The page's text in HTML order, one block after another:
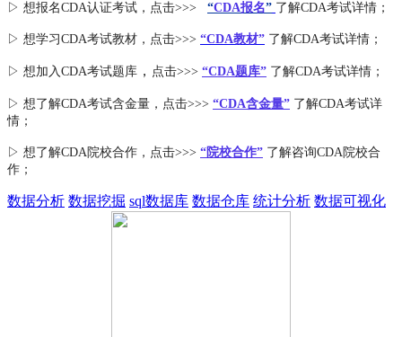
▷ 想报名CDA认证考试，点击>>> “CDA报名” 了解CDA考试详情；
▷ 想学习CDA考试教材，点击>>> “CDA教材” 了解CDA考试详情；
▷ 想加入CDA考试题库 ， 点击>>> “CDA题库” 了解CDA考试详情；
▷ 想了解CDA考试含金量 ，点击>>> “CDA含金量” 了解CDA考试详
情；
▷ 想了解CDA院校合作 ，点击>>> “院校合作” 了解咨询CDA院校合
作；
数据分析 数据挖掘 sql数据库 数据仓库 统计分析 数据可视化